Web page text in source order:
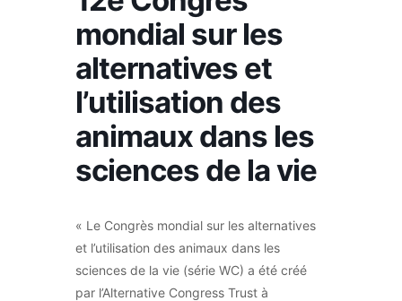
mondial sur les
alternatives et
l’utilisation des
animaux dans les
sciences de la vie
« Le Congrès mondial sur les alternatives
et l’utilisation des animaux dans les
sciences de la vie (série WC) a été créé
par l’Alternative Congress Trust à